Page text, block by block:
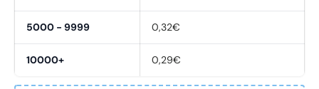
5000 - 9999 0,32€
10000+ 0,29€